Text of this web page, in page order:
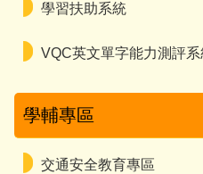
學習扶助系統
VQC英文單字能力測評系
學輔專區
交通安全教育專區